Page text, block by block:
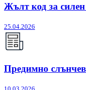
Жълт код за
25.04.2026
Предимно